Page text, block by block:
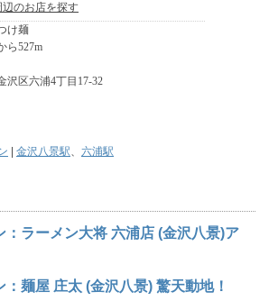
| 金沢八景駅 六浦駅
：ラーメン大将 六浦店 (金沢八景)ア
麺屋 庄太 (金沢八景) 驚天動地！